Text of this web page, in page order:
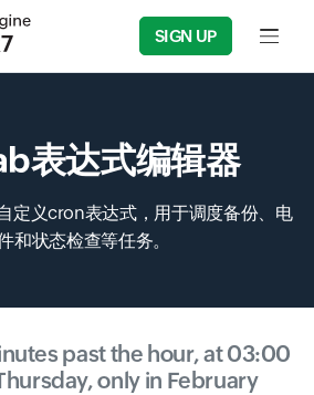
SIGN UP Input
表达式编辑器
定义cron表达式，用于调度备份、电
和状态检查等任务。
past the hour, at 03:00
only in February